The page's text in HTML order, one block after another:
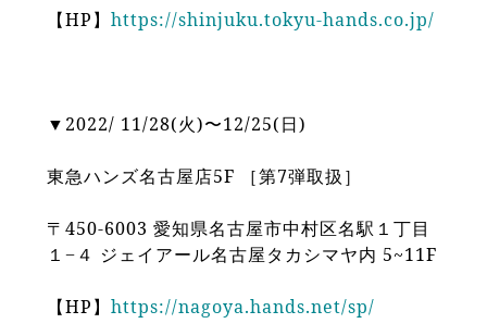
【HP】 https://shinjuku.tokyu-hands.co.jp/
▼2022/ 11/28(火)〜12/25(日)
東急ハンズ名古屋店5F ［第7弾取扱］
〒450-6003 愛知県名古屋市中村区名駅１丁目
１−４ ジェイアール名古屋タカシマヤ内 5~11F
【HP】 https://nagoya.hands.net/sp/